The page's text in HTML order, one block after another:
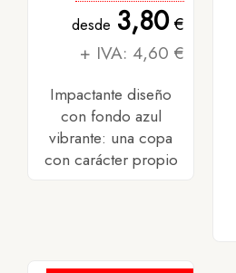
desde 3,80€
+ IVA: 4,60 €
Impactante diseño
con fondo azul
vibrante: una copa
con carácter propio